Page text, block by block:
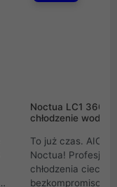
Noctua LC1
chłodzenie wodne
To już czas. AIO
Noctua!
chłodzenia cieczą